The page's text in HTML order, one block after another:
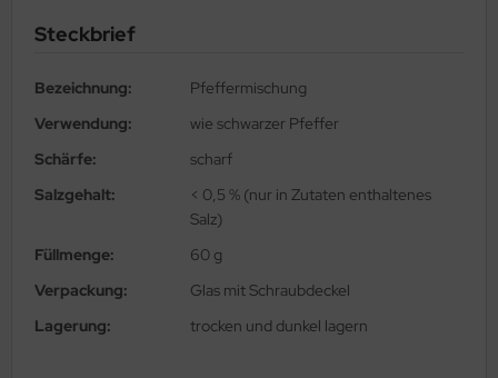
Steckbrief
Bezeichnung:
Pfeffermischung
Verwendung:
wie schwarzer Pfeffer
Schärfe:
scharf
Salzgehalt:
< 0,5 % (nur in Zutaten enthaltenes
Salz)
Füllmenge:
60 g
Verpackung:
Glas mit Schraubdeckel
Lagerung:
trocken und dunkel lagern